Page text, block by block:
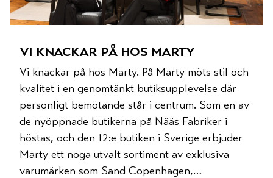
vi knackar på hos marty
Vi knackar på hos Marty. På Marty möts stil och
kvalitet i en genomtänkt butiksupplevelse där
personligt bemötande står i centrum. Som en av
de nyöppnade butikerna på Nääs Fabriker i
höstas, och den 12:e butiken i Sverige erbjuder
Marty ett noga utvalt sortiment av exklusiva
varumärken som Sand Copenhagen,…